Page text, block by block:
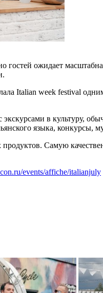
ожидает
Italian week festival
в культуру,
языка, конкурсы,
Самую
events/affiche/italianjuly